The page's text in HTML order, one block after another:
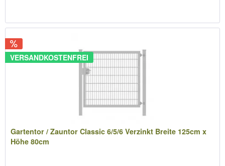
VERSANDKOSTENFREI
Gartentor / Zauntor Classic 6/5/6 Verzinkt Breite 125cm x
Höhe 80cm